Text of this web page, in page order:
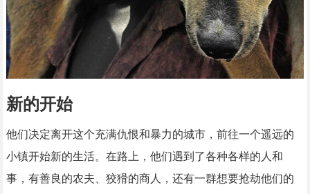
新的开始
他们决定离开这个充满仇恨和暴力的城市，前往一个遥远的
小镇开始新的生活。在路上，他们遇到了各种各样的人和
事，有善良的农夫、狡猾的商人，还有一群想要抢劫他们的